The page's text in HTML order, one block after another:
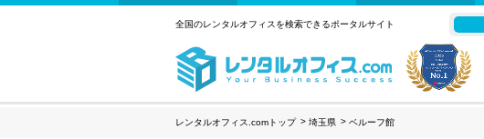
全国のレンタルオフィスを検索できるポータルサイト
レンタルオフィス.comトップ 埼玉県 ベルーフ館